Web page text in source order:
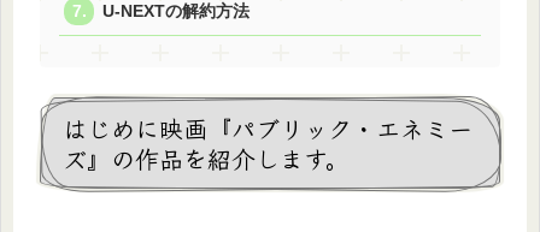
U-NEXTの解約方法
はじめに映画『パブリック・エネミー
ズ』の作品を紹介します。